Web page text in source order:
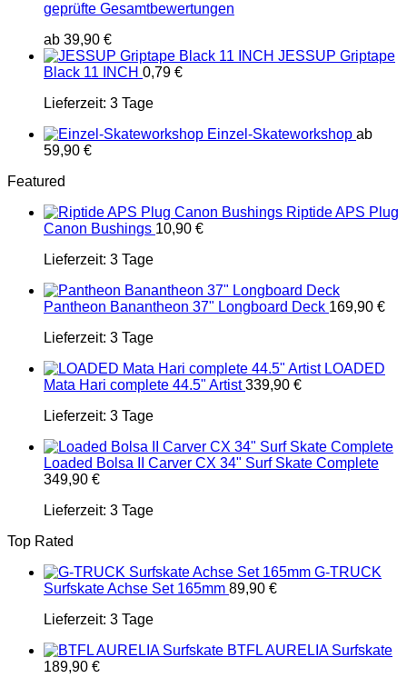
geprüfte Gesamtbewertungen
ab 39,90 €
JESSUP Griptape
Black 11 INCH 0,79 €
Lieferzeit: 3 Tage
Einzel-Skateworkshop ab
59,90 €
Featured
Riptide APS Plug
Canon Bushings 10,90 €
Lieferzeit: 3 Tage
Pantheon Banantheon 37" Longboard Deck 169,90 €
Lieferzeit: 3 Tage
LOADED
Mata Hari complete 44.5" Artist 339,90 €
Lieferzeit: 3 Tage
Loaded Bolsa II Carver CX 34" Surf Skate Complete
349,90 €
Lieferzeit: 3 Tage
Top Rated
G-TRUCK
Surfskate Achse Set 165mm 89,90 €
Lieferzeit: 3 Tage
BTFL AURELIA Surfskate
189,90 €